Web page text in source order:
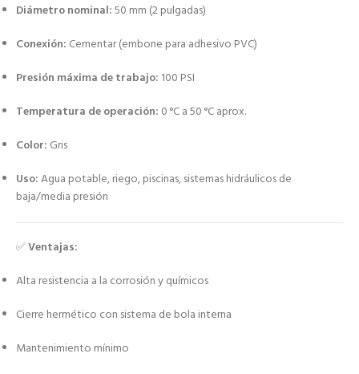
Diámetro nominal:50 mm (2 pulgadas)
Conexión: Cementar (embone para adhesivo PVC)
Presión máxima de trabajo: 100 PSI
Temperatura de operación: 0 °C a 50 °C aprox.
Color: Gris
Uso:Agua potable, riego, piscinas, sistemas hidráulicos de
baja/media presión
✅Ventajas:
Alta resistencia a la corrosión y químicos
Cierre hermético con sistema de bola interna
Mantenimiento mínimo